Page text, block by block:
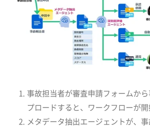
事故担当者が審査申請フォームか
プロードすると、ワークフローが開
メタデータ抽出エージェントが、